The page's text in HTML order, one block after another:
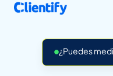
¿Puedes